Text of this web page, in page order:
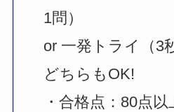
1問）
or 一発トライ（3
どちらもOK!
・合格点：80点以